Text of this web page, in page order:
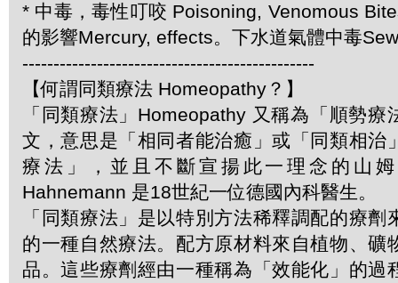
* 中毒，毒性叮咬 Poisoning, Venomous
的影響Mercury, effects。下水道氣體中毒
-----------------------------------------------
【何謂同類療法 Homeopathy？】
「同類療法」Homeopathy 又稱為「順勢療
文，意思是「相同者能治癒」或「同類相治
療法」，並且不斷宣揚此一理念的山
Hahnemann 是18世紀一位德國內科醫生。
「同類療法」是以特別方法稀釋調配的療劑
的一種自然療法。配方原材料來自植物、礦
品。這些療劑經由一種稱為「效能化」的過